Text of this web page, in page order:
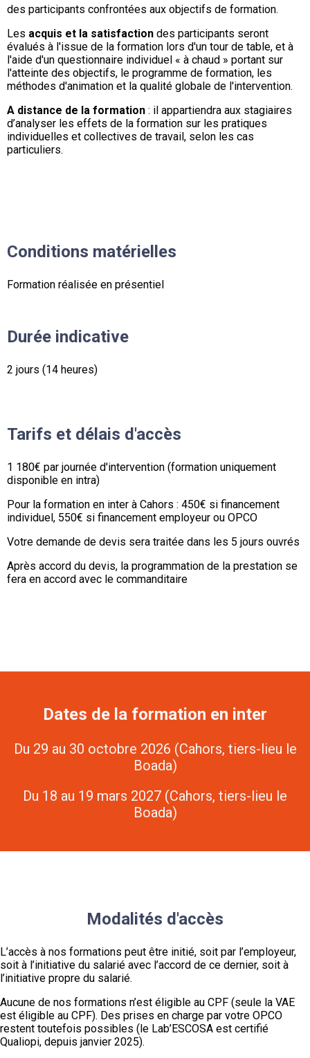
des participants confrontées aux objectifs de formation.
Les acquis et la satisfaction des participants seront
évalués à l'issue de la formation lors d'un tour de table, et à
l'aide d'un questionnaire individuel « à chaud » portant sur
l'atteinte des objectifs, le programme de formation, les
méthodes d'animation et la qualité globale de l'intervention.
A distance de la formation : il appartiendra aux stagiaires
d’analyser les effets de la formation sur les pratiques
individuelles et collectives de travail, selon les cas
particuliers.
Conditions matérielles
Formation réalisée en présentiel
Durée indicative
2 jours (14 heures)
Tarifs et délais d'accès
1 180€ par journée d'intervention (formation uniquement
disponible en intra)
Pour la formation en inter à Cahors : 450€ si financement
individuel, 550€ si financement employeur ou OPCO
Votre demande de devis sera traitée dans les 5 jours ouvrés
Après accord du devis, la programmation de la prestation se
fera en accord avec le commanditaire
Dates de la formation en inter
Du 29 au 30 octobre 2026 (Cahors, tiers-lieu le
Boada)
Du 18 au 19 mars 2027 (Cahors, tiers-lieu le
Boada)
Modalités d'accès
L’accès à nos formations peut être initié, soit par l’employeur,
soit à l’initiative du salarié avec l’accord de ce dernier, soit à
l’initiative propre du salarié.
Aucune de nos formations n’est éligible au CPF (seule la VAE
est éligible au CPF). Des prises en charge par votre OPCO
restent toutefois possibles (le Lab’ESCOSA est certifié
Qualiopi, depuis janvier 2025).